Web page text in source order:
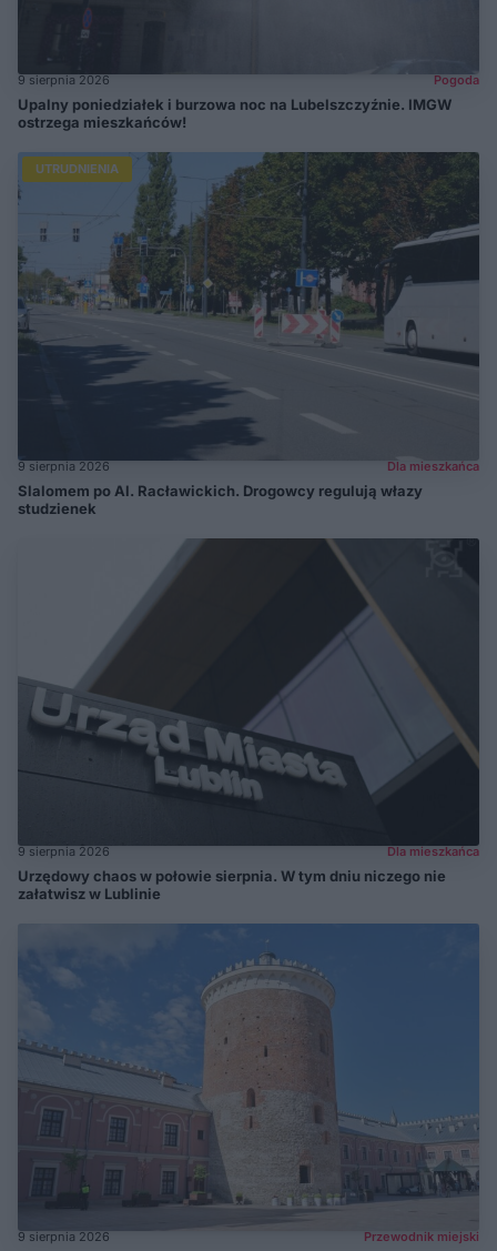
9 sierpnia 2026 Pogoda
Upalny poniedziałek i burzowa noc na Lubelszczyźnie. IMGW
ostrzega mieszkańców!
UTRUDNIENIA
9 sierpnia 2026 Dla mieszkańca
Slalomem po Al. Racławickich. Drogowcy regulują włazy
studzienek
9 sierpnia 2026 Dla mieszkańca
Urzędowy chaos w połowie sierpnia. W tym dniu niczego nie
załatwisz w Lublinie
9 sierpnia 2026 Przewodnik miejski